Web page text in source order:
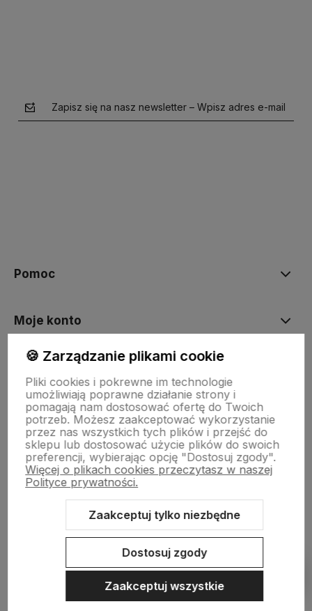
Zapisz się na nasz newsletter – Wpisz adres e-mail
Pomoc
Moje konto
Płatności i dostawa
Informacje
O nas
Sklep internetowy Shoper.pl Szablon Shoper Modern 3.0™
🍪 Zarządzanie plikami cookie
Pliki cookies i pokrewne im technologie
umożliwiają poprawne działanie strony i
pomagają nam dostosować ofertę do Twoich
potrzeb. Możesz zaakceptować wykorzystanie
przez nas wszystkich tych plików i przejść do
sklepu lub dostosować użycie plików do swoich
preferencji, wybierając opcję "Dostosuj zgody".
Więcej o plikach cookies przeczytasz w naszej
Polityce prywatności.
Zaakceptuj tylko niezbędne
Dostosuj zgody
Zaakceptuj wszystkie